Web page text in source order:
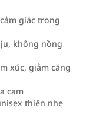
giác trong
không nồng
xúc, giảm căng
cam
thiên nhẹ